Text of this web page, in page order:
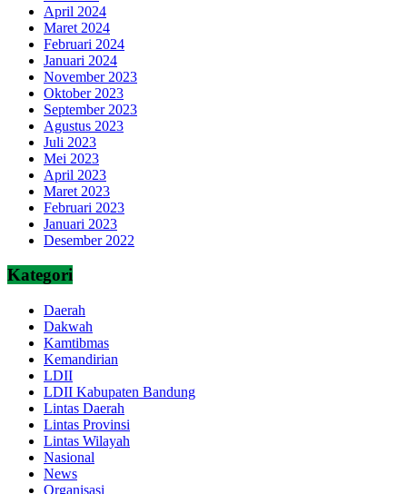
April 2024
Maret 2024
Februari 2024
Januari 2024
November 2023
Oktober 2023
September 2023
Agustus 2023
Juli 2023
Mei 2023
April 2023
Maret 2023
Februari 2023
Januari 2023
Desember 2022
Kategori
Daerah
Dakwah
Kamtibmas
Kemandirian
LDII
LDII Kabupaten Bandung
Lintas Daerah
Lintas Provinsi
Lintas Wilayah
Nasional
News
Organisasi